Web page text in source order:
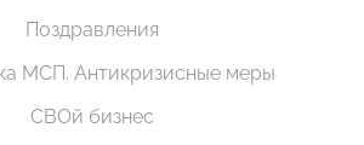
Поздравления
МСП. Антикризисные меры
СВОй бизнес